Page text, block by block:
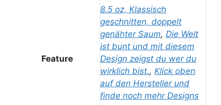
Feature
8.5 oz, Klassisch
geschnitten, doppelt
genähter Saum, Die Welt
ist bunt und mit diesem
Design zeigst du wer du
wirklich bist., Klick oben
auf den Hersteller und
finde noch mehr Designs